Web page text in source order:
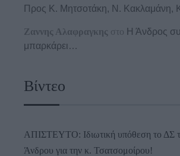
Προς K. Μητσοτάκη, N. Κακλαμάνη,
Ζαννης Αλαφραγκης στο Η Άνδρος
μπαρκάρει…
Βίντεο
ΑΠΙΣΤΕΥΤΟ: Ιδιωτική υπόθεση το ΔΣ
Άνδρου για την κ. Τσατσομοίρου!